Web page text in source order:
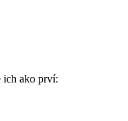
ich ako prví: